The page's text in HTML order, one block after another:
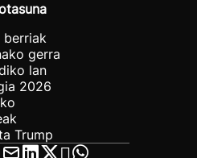
berriak
gerra
lan
2026
Trump